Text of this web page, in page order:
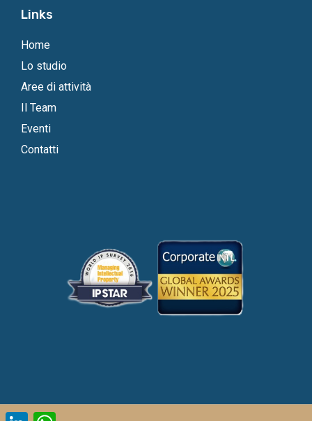
Links
Home
Lo studio
Aree di attività
Il Team
Eventi
Contatti
LinkedIn